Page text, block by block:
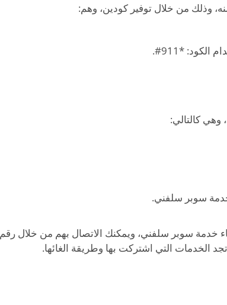
وذلك من خلال توفير كودين، وهم:
*911#.
كالتالي:
سوبر سلفني.
خدمة سوبر سلفني، ويمكنك الاتصال بهم من خلال رقم